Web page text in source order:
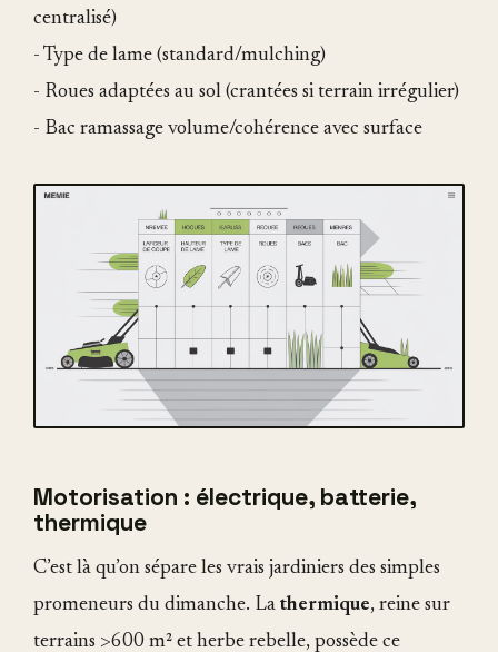
centralisé)
- Type de lame (standard/mulching)
- Roues adaptées au sol (crantées si terrain irrégulier)
- Bac ramassage volume/cohérence avec surface
Motorisation : électrique, batterie,
thermique
C’est là qu’on sépare les vrais jardiniers des simples
promeneurs du dimanche. La thermique, reine sur
terrains >600 m² et herbe rebelle, possède ce